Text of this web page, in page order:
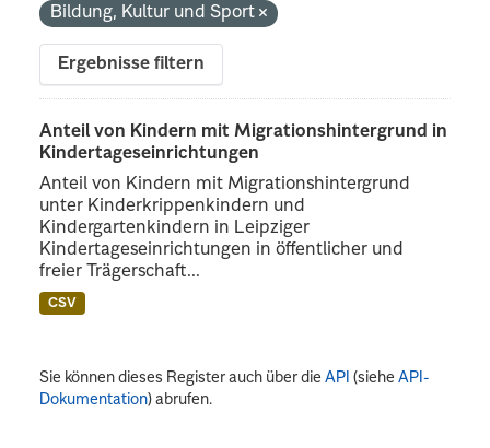
Bildung, Kultur und Sport
Ergebnisse filtern
Anteil von Kindern mit Migrationshintergrund in
Kindertageseinrichtungen
Anteil von Kindern mit Migrationshintergrund
unter Kinderkrippenkindern und
Kindergartenkindern in Leipziger
Kindertageseinrichtungen in öffentlicher und
freier Trägerschaft...
CSV
Sie können dieses Register auch über dieAPI (sieheAPI-
Dokumentation) abrufen.